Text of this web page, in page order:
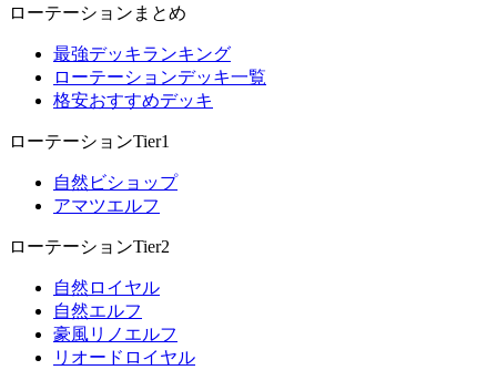
ローテーションまとめ
最強デッキランキング
ローテーションデッキ一覧
格安おすすめデッキ
ローテーションTier1
自然ビショップ
アマツエルフ
ローテーションTier2
自然ロイヤル
自然エルフ
豪風リノエルフ
リオードロイヤル